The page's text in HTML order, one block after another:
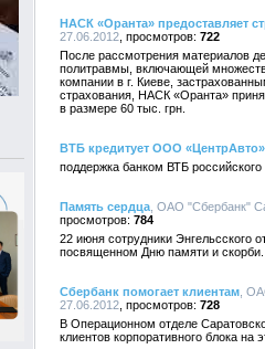
НАСК «Оранта» предоставляет
27.06.2012
722
После рассмотрения материалов
политравмы, включающей
компании в г. Киеве,
страхования, НАСК «Оранта»
в размере 60 тыс. грн.
ВТБ кредитует ООО «ЦентрАвто»
поддержка банком ВТБ российского
Память сердца , ОАО "Сбербанк"
784
22 июня сотрудники Энгельсского
посвященном Дню памяти и скорби.
Сбербанк помогает клиентам ,
27.06.2012
728
В Операционном отделе
клиентов корпоративного блока на